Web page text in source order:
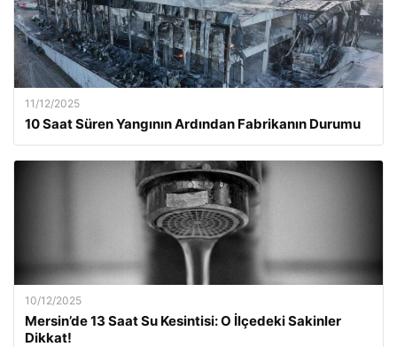
11/12/2025
10 Saat Süren Yangının Ardından Fabrikanın Durumu
10/12/2025
Mersin’de 13 Saat Su Kesintisi: O İlçedeki Sakinler
Dikkat!